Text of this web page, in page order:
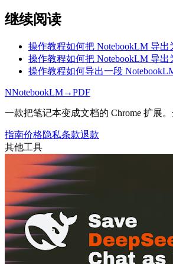
继续阅读
操作教程如何把 NotebookLM 导出
操作教程如何把 NotebookLM 导出
操作教程如何导出一段
NNotebookLM→PDF
一款把笔记本变成文档的 Chrome 扩展
指南价格隐私条款退款
其他工具